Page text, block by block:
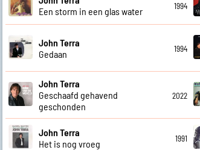
Een storm in een glas water
1994
John Terra
Gedaan
1994
John Terra
Geschaafd gehavend
geschonden
2022
John Terra
Het is nog vroeg
1991